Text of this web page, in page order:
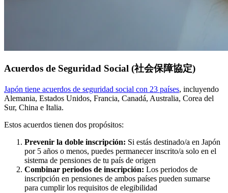
Acuerdos de Seguridad Social (社会保障協定)
Japón tiene acuerdos de seguridad social con 23 países, incluyendo
Alemania, Estados Unidos, Francia, Canadá, Australia, Corea del
Sur, China e Italia.
Estos acuerdos tienen dos propósitos:
Prevenir la doble inscripción: Si estás destinado/a en Japón
por 5 años o menos, puedes permanecer inscrito/a solo en el
sistema de pensiones de tu país de origen
Combinar periodos de inscripción: Los periodos de
inscripción en pensiones de ambos países pueden sumarse
para cumplir los requisitos de elegibilidad